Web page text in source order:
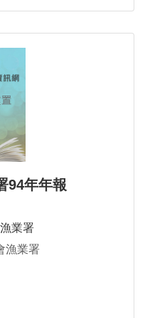
94年年報
業署
漁業署